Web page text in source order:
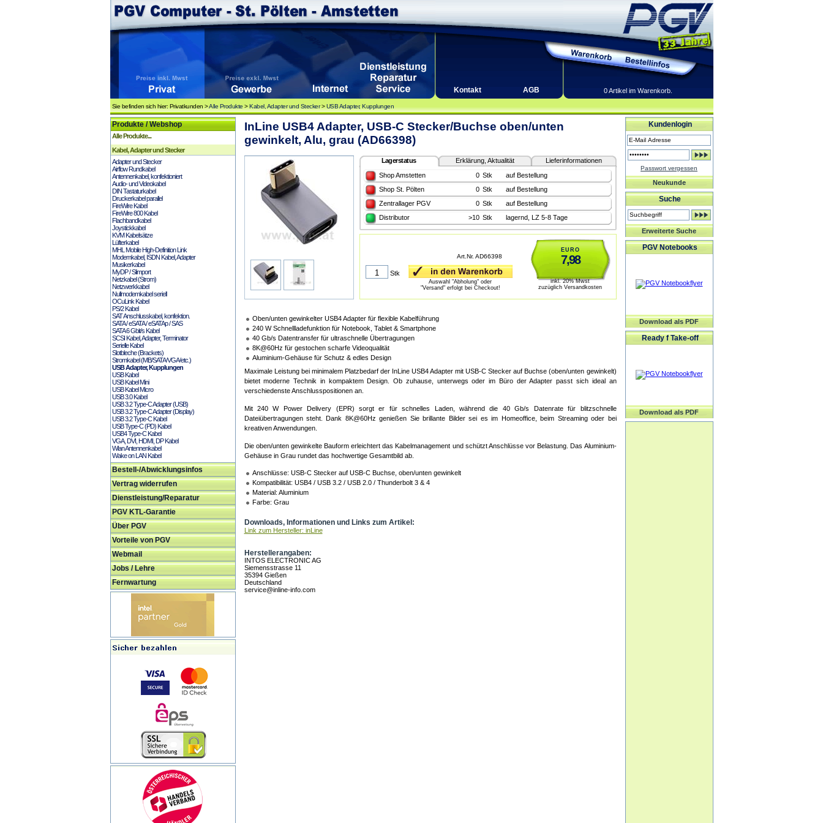
Kontakt AGB 0 Artikel im Warenkorb.
Sie befinden sich hier: Privatkunden >Alle Produkte >Kabel, Adapter und Stecker>USB Adapter, Kupplungen
Produkte / Webshop
Alle Produkte...
Kabel, Adapter und Stecker
Adapter und Stecker
Airflow Rundkabel
Antennenkabel, konfektioniert
Audio- und Videokabel
DIN Tastaturkabel
Druckerkabel parallel
FireWire Kabel
FireWire 800 Kabel
Flachbandkabel
Joystickkabel
KVM Kabelsätze
Lüfterkabel
MHL Mobile High-Definition Link
Modemkabel, ISDN Kabel, Adapter
Musikerkabel
MyDP / Slimport
Netzkabel (Strom)
Netzwerkkabel
Nullmodemkabel seriell
OCuLink Kabel
PS/2 Kabel
SAT Anschlusskabel, konfektion.
SATA / eSATA / eSATAp / SAS
SATA 6 Gbit/s Kabel
SCSI Kabel, Adapter, Terminator
Serielle Kabel
Slotbleche (Brackets)
Stromkabel (MB/SATA/VGA/etc.)
USB Adapter, Kupplungen
USB Kabel
USB Kabel Mini
USB Kabel Micro
USB 3.0 Kabel
USB 3.2 Type-C Adapter (USB)
USB 3.2 Type-C Adapter (Display)
USB 3.2 Type-C Kabel
USB Type-C (PD) Kabel
USB4 Type-C Kabel
VGA, DVI, HDMI, DP Kabel
Wlan Antennenkabel
Wake on LAN Kabel
Bestell-/Abwicklungsinfos
Vertrag widerrufen
Dienstleistung/Reparatur
PGV KTL-Garantie
Über PGV
Vorteile von PGV
Webmail
Jobs / Lehre
Fernwartung
InLine USB4 Adapter, USB-C Stecker/Buchse oben/unten
gewinkelt, Alu, grau (AD66398)
Lagerstatus Erklärung, Aktualität
Lieferinformationen
Shop Amstetten
0 Stk
auf Bestellung
Shop St. Pölten
0 Stk
auf Bestellung
Zentrallager PGV
0 Stk
auf Bestellung
Distributor
>10 Stk lagernd, LZ 5-8 Tage
EURO
7,98
inkl. 20% Mwst
zuzüglich Versandkosten
Art.Nr. AD66398
Stk
Auswahl "Abholung" oder
"Versand" erfolgt bei Checkout!
Oben/unten gewinkelter USB4 Adapter für flexible Kabelführung
240 W Schnellladefunktion für Notebook, Tablet & Smartphone
40 Gb/s Datentransfer für ultraschnelle Übertragungen
8K@60Hz für gestochen scharfe Videoqualität
Aluminium-Gehäuse für Schutz & edles Design
Maximale Leistung bei minimalem Platzbedarf der InLine USB4 Adapter mit USB-C Stecker auf Buchse (oben/unten gewinkelt)
bietet moderne Technik in kompaktem Design. Ob zuhause, unterwegs oder im Büro der Adapter passt sich ideal an
verschiedenste Anschlusspositionen an.
Mit 240 W Power Delivery (EPR) sorgt er für schnelles Laden, während die 40 Gb/s Datenrate für blitzschnelle
Dateiübertragungen steht. Dank 8K@60Hz genießen Sie brillante Bilder sei es im Homeoffice, beim Streaming oder bei
kreativen Anwendungen.
Die oben/unten gewinkelte Bauform erleichtert das Kabelmanagement und schützt Anschlüsse vor Belastung. Das Aluminium-
Gehäuse in Grau rundet das hochwertige Gesamtbild ab.
Anschlüsse: USB-C Stecker auf USB-C Buchse, oben/unten gewinkelt
Kompatibilität: USB4 / USB 3.2 / USB 2.0 / Thunderbolt 3 & 4
Material: Aluminium
Farbe: Grau
Downloads, Informationen und Links zum Artikel:
Link zum Hersteller: inLine
Herstellerangaben:
INTOS ELECTRONIC AG
Siemensstrasse 11
35394 Gießen
Deutschland
service@inline-info.com
Kundenlogin
Passwort vergessen
Neukunde
Suche
Erweiterte Suche
PGV Notebooks
Download als PDF
Ready f Take-off
Download als PDF